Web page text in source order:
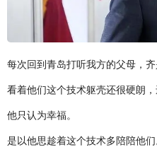
每次回到青岛打听我方的父母，齐
看着他们这个技术躯壳还很硬朗，
他只认为幸福。
是以他思趁着这个技术多陪陪他们